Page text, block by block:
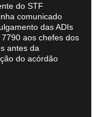
do STF
comunicado
das ADIs
aos chefes dos
antes da
do acórdão